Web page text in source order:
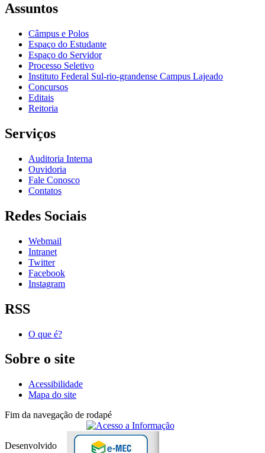
Assuntos
Câmpus e Polos
Espaço do Estudante
Espaço do Servidor
Processo Seletivo
Instituto Federal Sul-rio-grandense Campus Lajeado
Concursos
Editais
Reitoria
Serviços
Auditoria Interna
Ouvidoria
Fale Conosco
Contatos
Redes Sociais
Webmail
Intranet
Twitter
Facebook
Instagram
RSS
O que é?
Sobre o site
Acessibilidade
Mapa do site
Fim da navegação de rodapé
Desenvolvido